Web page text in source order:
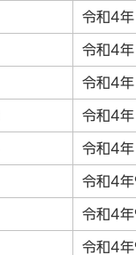
令和4
令和4
令和4
令和4
令和4
令和4
令和4
令和4